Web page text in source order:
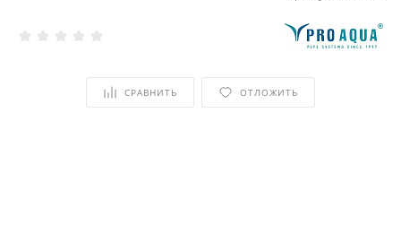
СРАВНИТЬ ОТЛОЖИТЬ